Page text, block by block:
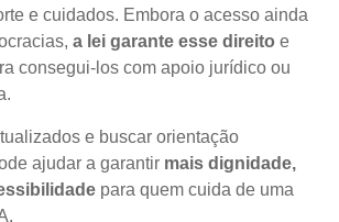
e cuidados. Embora o acesso ainda
a lei garante esse direito e
consegui-los com apoio jurídico ou
e buscar orientação
ajudar a garantir mais dignidade,
para quem cuida de uma